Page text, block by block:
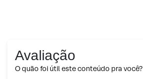
Avaliação
O quão foi útil este conteúdo pra você?